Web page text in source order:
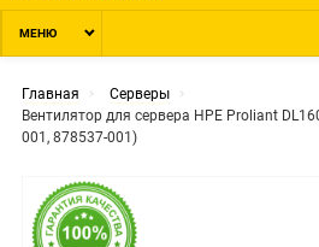
МЕНЮ
Главная
Серверы
Вентилятор для сервера HPE Proliant
001, 878537-001)